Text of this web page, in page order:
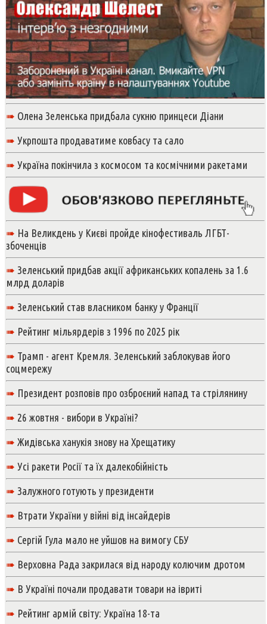
➠ Олена Зеленська придбала сукню принцеси Діани
➠ Укрпошта продаватиме ковбасу та сало
➠ Україна покінчила з космосом та космічними ракетами
➠ На Великдень у Києві пройде кінофестиваль ЛГБТ-
збоченців
➠ Зеленський придбав акції африканських копалень за 1.6
млрд доларів
➠ Зеленський став власником банку у Франції
➠ Рейтинг мільярдерів з 1996 по 2025 рік
➠ Трамп - агент Кремля. Зеленський заблокував його
соцмережу
➠ Президент розповів про озброєний напад та стрілянину
➠ 26 жовтня - вибори в Україні?
➠ Жидівська ханукія знову на Хрещатику
➠ Усі ракети Росії та їх далекобійність
➠ Залужного готують у президенти
➠ Втрати України у війні від інсайдерів
➠ Сергій Гула мало не уйшов на вимогу СБУ
➠ Верховна Рада закрилася від народу колючим дротом
➠ В Україні почали продавати товари на івриті
➠ Рейтинг армій світу: Україна 18-та